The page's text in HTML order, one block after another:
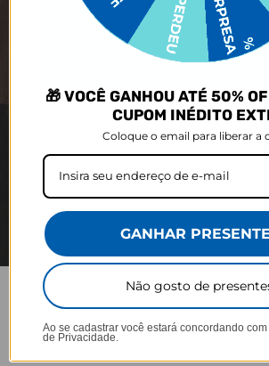
JOY PRO
🎁 VOCÊ GANHOU ATÉ 50%
CUPOM INÉDITO
Coloque o email para liberar a
GANHAR
Não gosto de
Ao se cadastrar você estará concordando
de Privacidade.